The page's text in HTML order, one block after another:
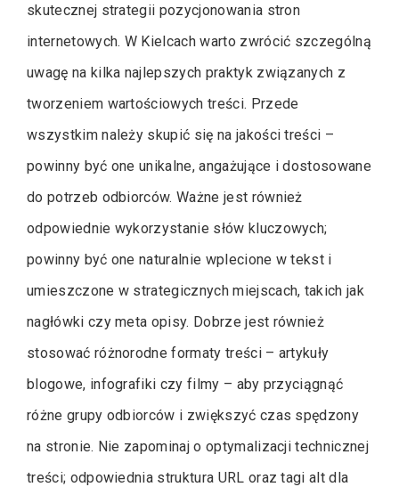
skutecznej strategii pozycjonowania stron
internetowych. W Kielcach warto zwrócić szczególną
uwagę na kilka najlepszych praktyk związanych z
tworzeniem wartościowych treści. Przede
wszystkim należy skupić się na jakości treści –
powinny być one unikalne, angażujące i dostosowane
do potrzeb odbiorców. Ważne jest również
odpowiednie wykorzystanie słów kluczowych;
powinny być one naturalnie wplecione w tekst i
umieszczone w strategicznych miejscach, takich jak
nagłówki czy meta opisy. Dobrze jest również
stosować różnorodne formaty treści – artykuły
blogowe, infografiki czy filmy – aby przyciągnąć
różne grupy odbiorców i zwiększyć czas spędzony
na stronie. Nie zapominaj o optymalizacji technicznej
treści; odpowiednia struktura URL oraz tagi alt dla